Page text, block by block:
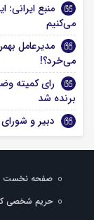
منبع ایرانی:
می‌کنیم
می‌خرد؟!
رای کمیته
برنده شد
دبیر و شورای
صفحه نخست
حریم شخصی